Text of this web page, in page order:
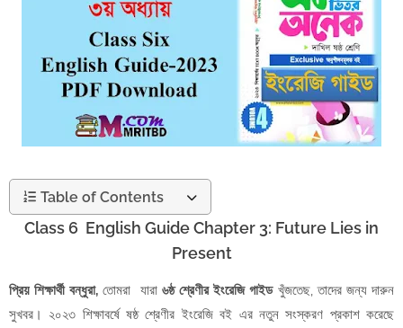
Table of Contents
Class 6 English Guide Chapter 3: Future Lies in
Present
প্রিয় শিক্ষার্থী বন্ধুরা, তোমরা যারা ৬ষ্ঠ শ্রেণীর ইংরেজি গাইডখুঁজতেছ, তাদের জন্য দারুন
সুখবর। ২০২৩ শিক্ষাবর্ষে ষষ্ঠ শ্রেণীর ইংরেজি বই এর নতুন সংস্করণ প্রকাশ করেছে